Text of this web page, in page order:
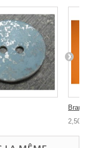
2,50 €